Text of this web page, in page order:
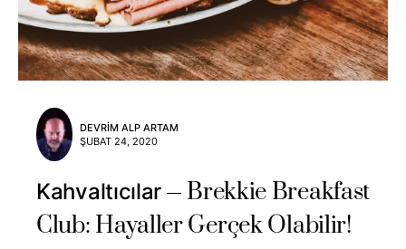
DEVRIM ALP ARTAM
ŞUBAT 24, 2020
Kahvaltıcılar
Brekkie Breakfast
Club: Hayaller Gerçek Olabilir!